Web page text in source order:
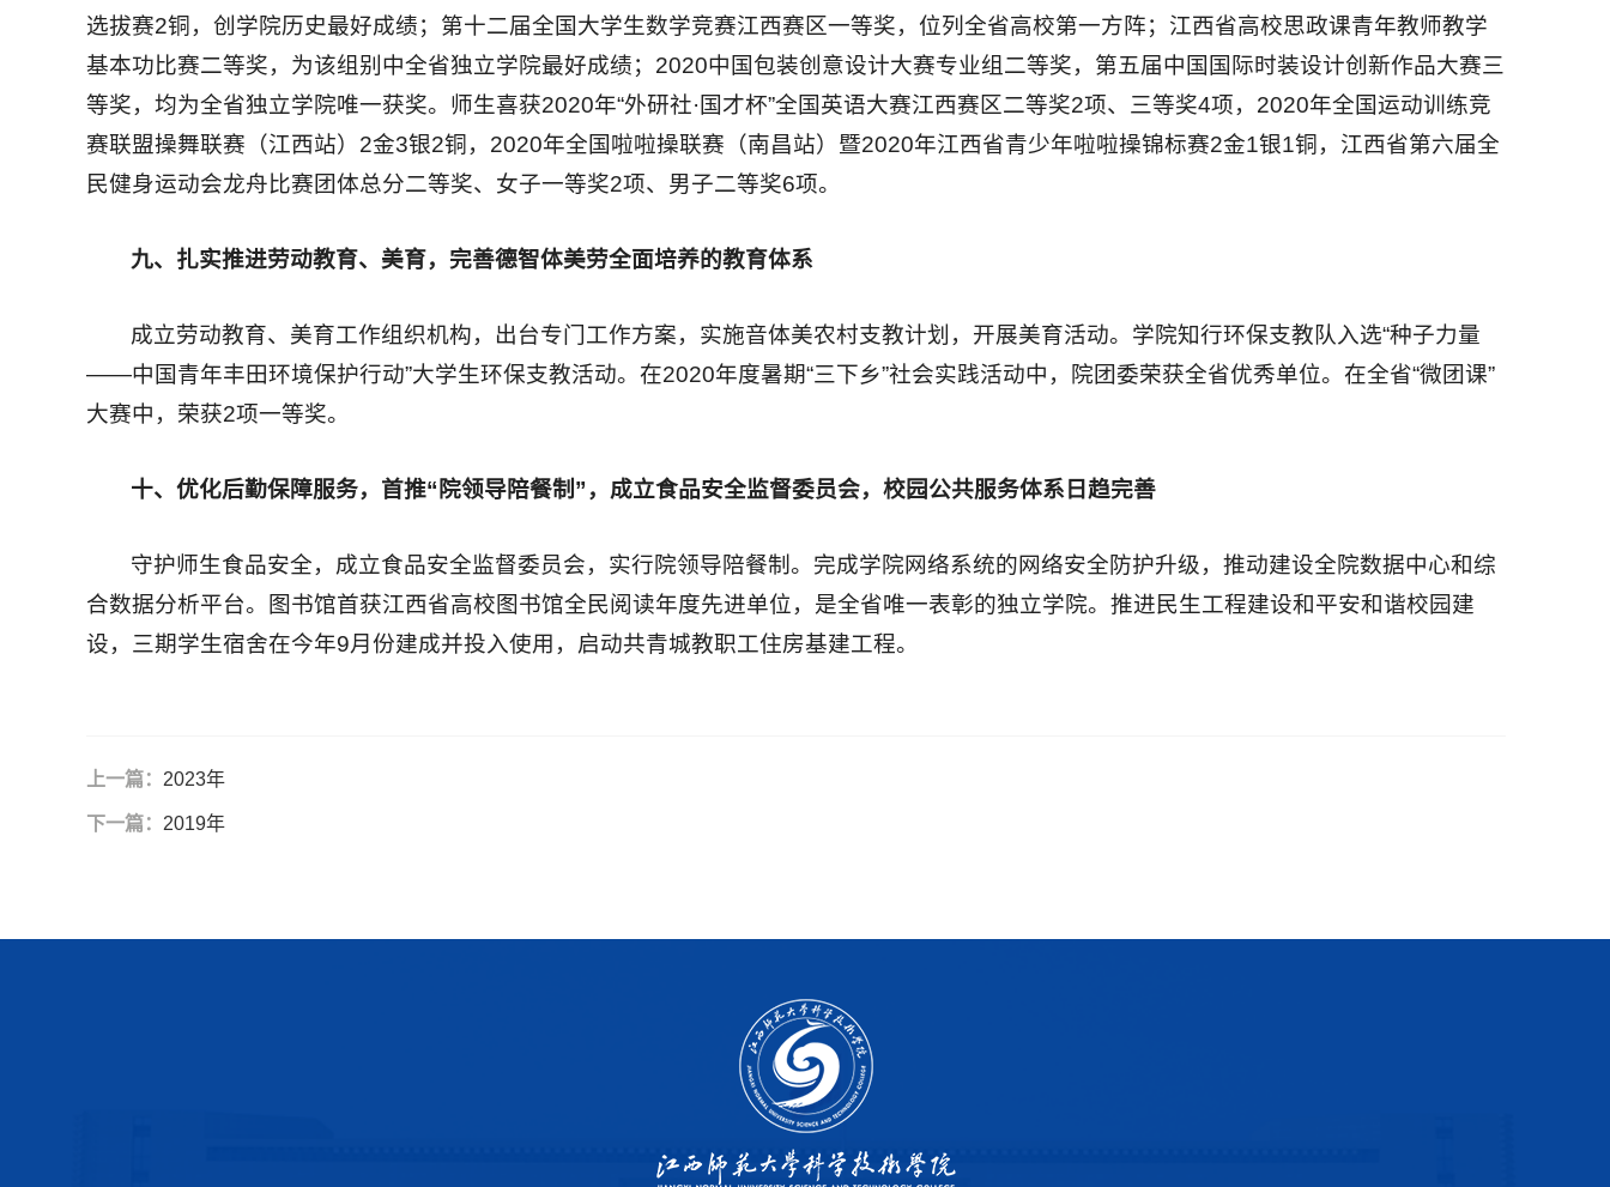
选拔赛2铜，创学院历史最好成绩；第十二届全国大学生数学竞赛江西赛区一等奖，位列全省高校第一方阵；江西省高校思政课青年教师教学
基本功比赛二等奖，为该组别中全省独立学院最好成绩；2020中国包装创意设计大赛专业组二等奖，第五届中国国际时装设计创新作品大赛三
等奖，均为全省独立学院唯一获奖。师生喜获2020年“外研社·国才杯”全国英语大赛江西赛区二等奖2项、三等奖4项，2020年全国运动训练竞
赛联盟操舞联赛（江西站）2金3银2铜，2020年全国啦啦操联赛（南昌站）暨2020年江西省青少年啦啦操锦标赛2金1银1铜，江西省第六届全
民健身运动会龙舟比赛团体总分二等奖、女子一等奖2项、男子二等奖6项。
九、扎实推进劳动教育、美育，完善德智体美劳全面培养的教育体系
成立劳动教育、美育工作组织机构，出台专门工作方案，实施音体美农村支教计划，开展美育活动。学院知行环保支教队入选“种子力量
——中国青年丰田环境保护行动”大学生环保支教活动。在2020年度暑期“三下乡”社会实践活动中，院团委荣获全省优秀单位。在全省“微团课”
大赛中，荣获2项一等奖。
十、优化后勤保障服务，首推“院领导陪餐制”， 成立食品安全监督委员会，校园公共服务体系日趋完善
守护师生食品安全，成立食品安全监督委员会，实行院领导陪餐制。完成学院网络系统的网络安全防护升级，推动建设全院数据中心和综
合数据分析平台。图书馆首获江西省高校图书馆全民阅读年度先进单位，是全省唯一表彰的独立学院。推进民生工程建设和平安和谐校园建
设，三期学生宿舍在今年9月份建成并投入使用，启动共青城教职工住房基建工程。
上一篇： 2023年
下一篇： 2019年